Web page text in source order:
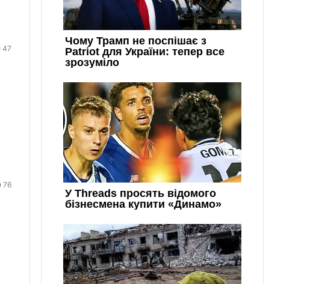
47
76